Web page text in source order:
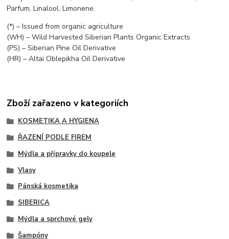
Parfum, Linalool, Limonene.
(*) – Issued from organic agriculture
(WH) – Wild Harvested Siberian Plants Organic Extracts
(PS) – Siberian Pine Oil Derivative
(HR) – Altai Oblepikha Oil Derivative
Zboží zařazeno v kategoriích
KOSMETIKA A HYGIENA
ŘAZENÍ PODLE FIREM
Mýdla a přípravky do koupele
Vlasy
Pánská kosmetika
SIBERICA
Mýdla a sprchové gely
Šampóny